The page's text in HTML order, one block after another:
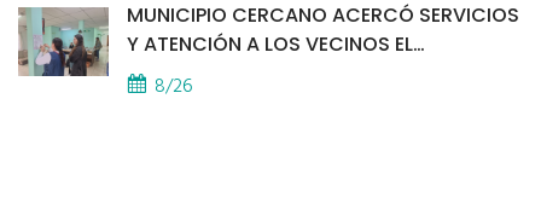
MUNICIPIO CERCANO ACERCÓ SERVICIOS
Y ATENCIÓN A LOS VECINOS EL
PROVINCIAL
8/26